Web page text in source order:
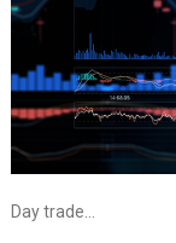
Day trade…